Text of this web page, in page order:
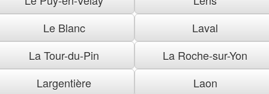
Le Blanc
Laval
La Tour-du-Pin
La Roche-sur-Yon
Largentière
Laon